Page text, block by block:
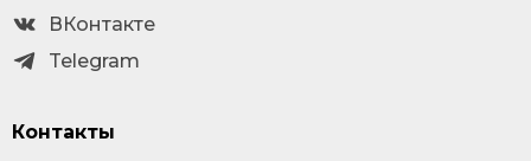
ВКонтакте
Telegram
Контакты